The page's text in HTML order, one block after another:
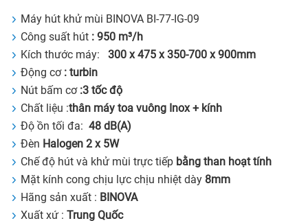
Máy hút khử mùi BINOVA BI-77-IG-09
Công suất hút : 950 m³/h
Kích thước máy: 300 x 475 x 350-700 x 900mm
Động cơ: turbin
Nút bấm cơ:3 tốc độ
Chất liệu :thân máy toa vuông Inox + kính
Độ ồn tối đa: 48 dB(A)
Đèn Halogen 2 x 5W
Chế độ hút và khử mùi trực tiếp bằng than hoạt tính
Mặt kính cong chịu lực chịu nhiệt dày 8mm
Hãng sản xuất : BINOVA
Xuất xứ : Trung Quốc